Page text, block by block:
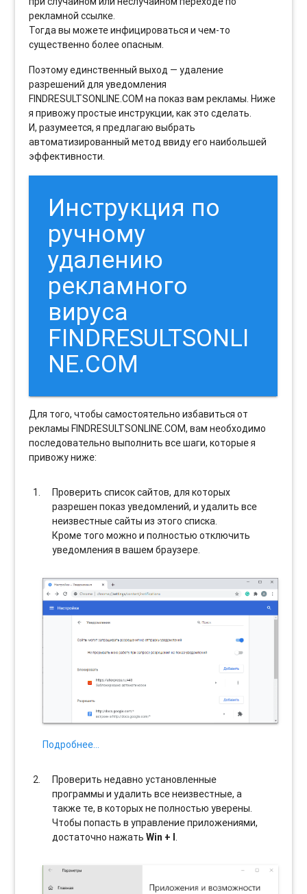
рекламной ссылке.
Тогда вы можете инфицироваться и чем-то
существенно более опасным.
Поэтому единственный выход — удаление
разрешений для уведомления
FINDRESULTSONLINE.COM на показ вам рекламы. Ниже
я привожу простые инструкции, как это сделать.
И, разумеется, я предлагаю выбрать
автоматизированный метод ввиду его наибольшей
эффективности.
Инструкция по
ручному
удалению
рекламного
вируса
FINDRESULTSONLI
NE.COM
Для того, чтобы самостоятельно избавиться от
рекламы FINDRESULTSONLINE.COM, вам необходимо
последовательно выполнить все шаги, которые я
привожу ниже:
Проверить список сайтов, для которых
разрешен показ уведомлений, и удалить все
неизвестные сайты из этого списка.
Кроме того можно и полностью отключить
уведомления в вашем браузере.
Подробнее…
Проверить недавно установленные
программы и удалить все неизвестные, а
также те, в которых не полностью уверены.
Чтобы попасть в управление приложениями,
достаточно нажатьWin + I.